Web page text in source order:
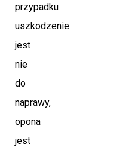
przypadku
uszkodzenie
jest
nie
do
naprawy,
opona
jest